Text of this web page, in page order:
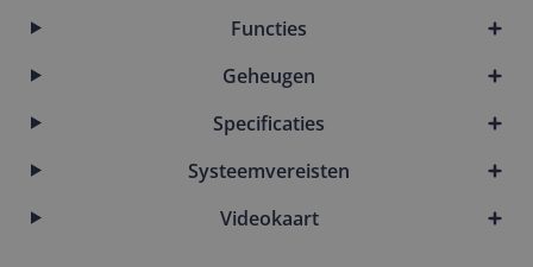
Functies
Geheugen
Specificaties
Systeemvereisten
Videokaart